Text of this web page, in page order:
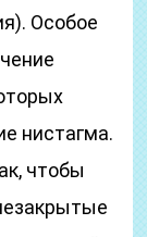
Особое
нистагма.
чтобы